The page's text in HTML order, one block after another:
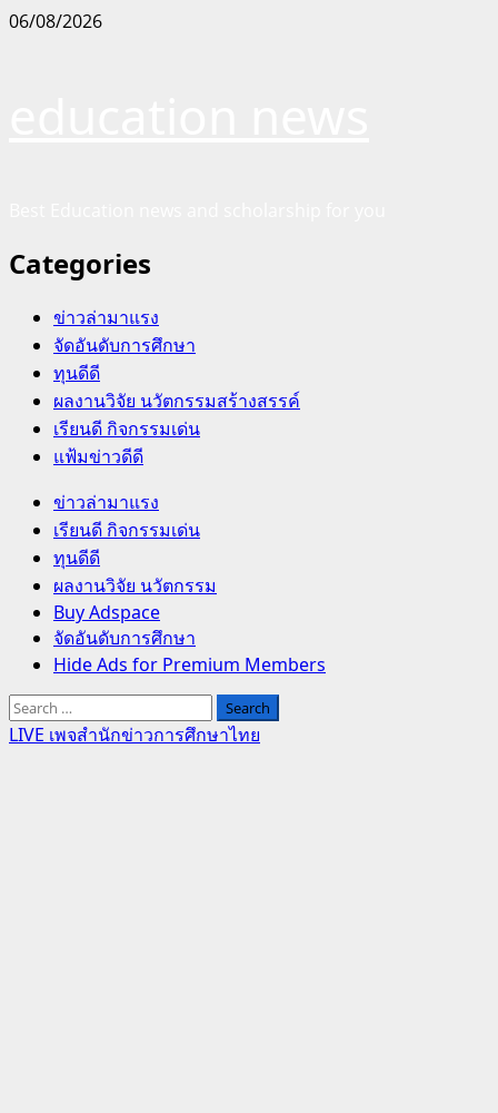
Skip
06/08/2026
Categories
ข่าวล่ามาแรง
จัดอันดับการศึกษา
ทุนดีดี
ผลงานวิจัย นวัตกรรมสร้างสรรค์
เรียนดี กิจกรรมเด่น
แฟ้มข่าวดีดี
Primary
Menu
ข่าวล่ามาแรง
เรียนดี กิจกรรมเด่น
ทุนดีดี
ผลงานวิจัย นวัตกรรม
Buy Adspace
จัดอันดับการศึกษา
Hide Ads for Premium Members
Search
for:
LIVE เพจสำนักข่าวการศึกษาไทย